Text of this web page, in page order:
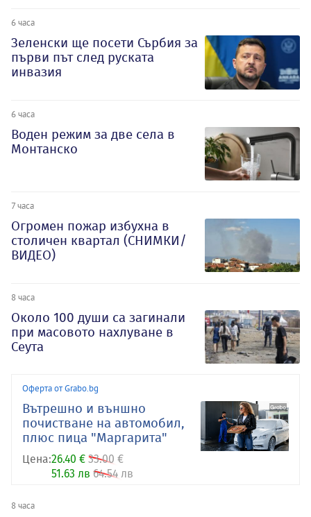
6 часа
Зеленски ще посети Сърбия за
първи път след руската
инвазия
6 часа
Воден режим за две села в
Монтанско
7 часа
Огромен пожар избухна в
столичен квартал (СНИМКИ/
ВИДЕО)
8 часа
Около 100 души са загинали
при масовото нахлуване в
Сеута
Оферта от Grabo.bg
Вътрешно и външно
почистване на автомобил,
плюс пица "Маргарита"
Цена:26.40 € 33.00 €
51.63 лв 64.54 лв
8 часа